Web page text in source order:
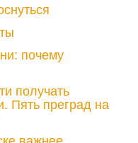
почему
получать
Пять преград на